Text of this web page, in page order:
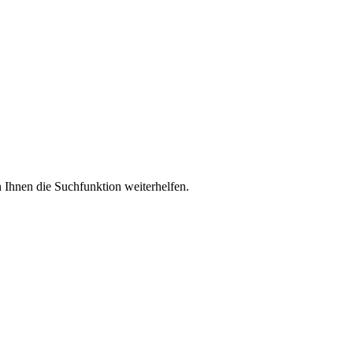
Ihnen die Suchfunktion weiterhelfen.